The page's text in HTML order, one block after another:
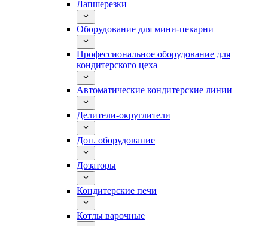
Лапшерезки
Оборудование для мини-пекарни
Профессиональное оборудование для
кондитерского цеха
Автоматические кондитерские линии
Делители-округлители
Доп. оборудование
Дозаторы
Кондитерские печи
Котлы варочные